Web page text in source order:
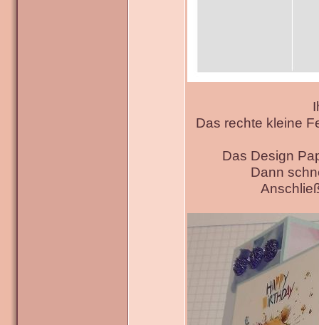
Das rechte kleine
Das Design
Dann